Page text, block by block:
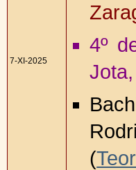
7-XI-2025
4º
(